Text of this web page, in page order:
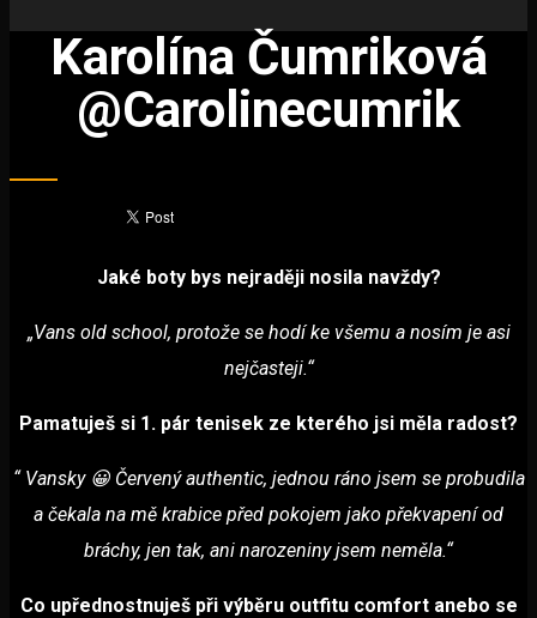
Karolína Čumriková
@carolinecumrik
Jaké boty bys nejraději nosila navždy?
„Vans old school, protože se hodí ke všemu a nosím je asi
nejčasteji.“
Pamatuješ si 1. pár tenisek ze kterého jsi měla radost?
“ Vansky 😀 Červený authentic, jednou ráno jsem se probudila
a čekala na mě krabice před pokojem jako překvapení od
bráchy, jen tak, ani narozeniny jsem neměla.“
Co upřednostnuješ při výběru outfitu comfort anebo se